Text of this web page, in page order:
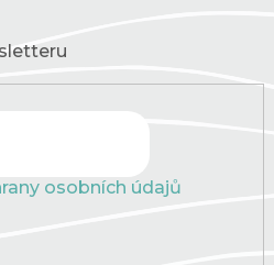
osobních údajů